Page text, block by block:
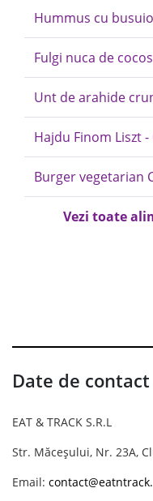
Hummus cu
Fulgi nuca de
Unt de arahide
Hajdu Finom Liszt
Burger vegetarian
Vezi toate
Date de contact
EAT & TRACK S.R.L
Str. Măceșului, Nr. 23A,
Email: